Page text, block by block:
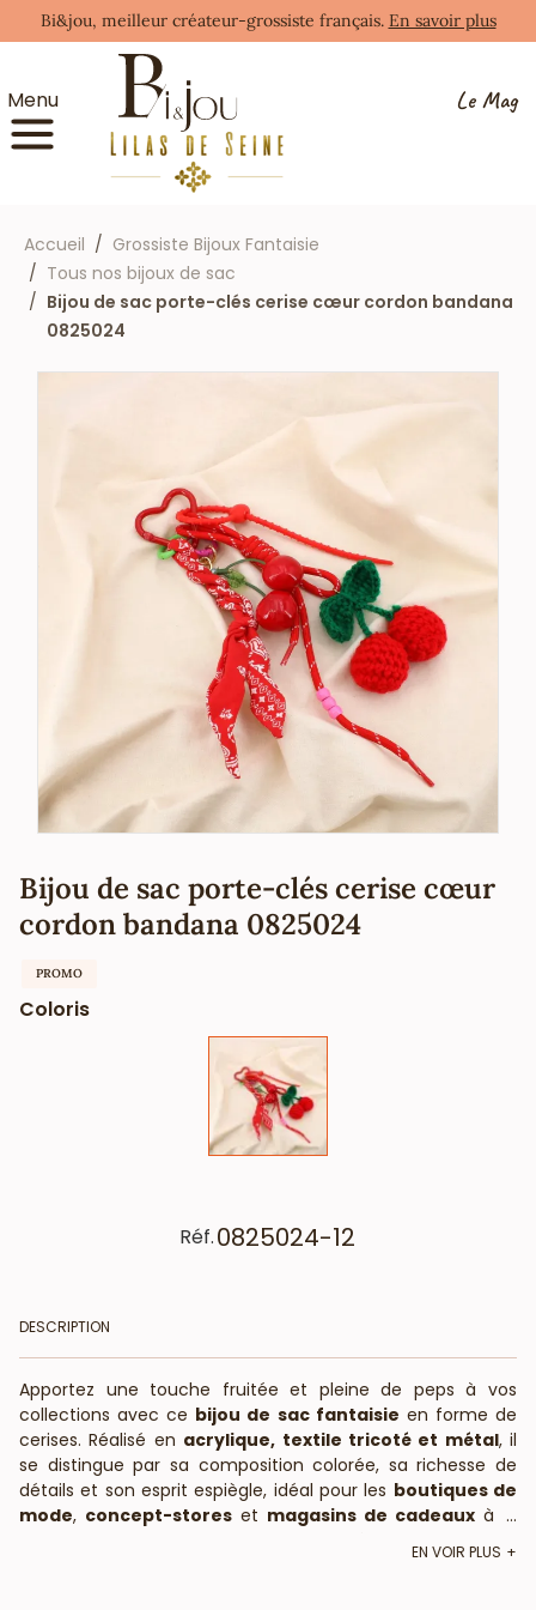
Bi&jou, meilleur créateur-grossiste français. En savoir plus
Menu Le Mag
Accueil
Grossiste Bijoux Fantaisie
Tous nos bijoux de sac
Bijou de sac porte-clés cerise cœur cordon bandana
0825024
Bijou de sac porte-clés cerise cœur
cordon bandana 0825024
PROMO
Coloris
Réf.0825024-12
DESCRIPTION
Apportez une touche fruitée et pleine de peps à vos
collections avec ce bijou de sac fantaisie en forme de
cerises. Réalisé en acrylique, textile tricoté et métal, il
se distingue par sa composition colorée, sa richesse de
détails et son esprit espiègle, idéal pour les boutiques de
mode, concept-stores et magasins de cadeaux à la
...
EN VOIR PLUS